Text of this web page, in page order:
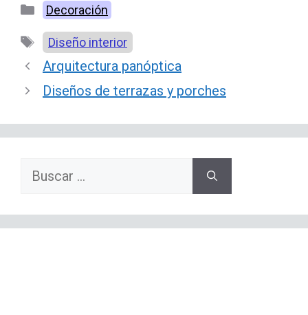
Categorías
Decoración
Etiquetas
Diseño interior
Arquitectura panóptica
Diseños de terrazas y porches
Buscar: